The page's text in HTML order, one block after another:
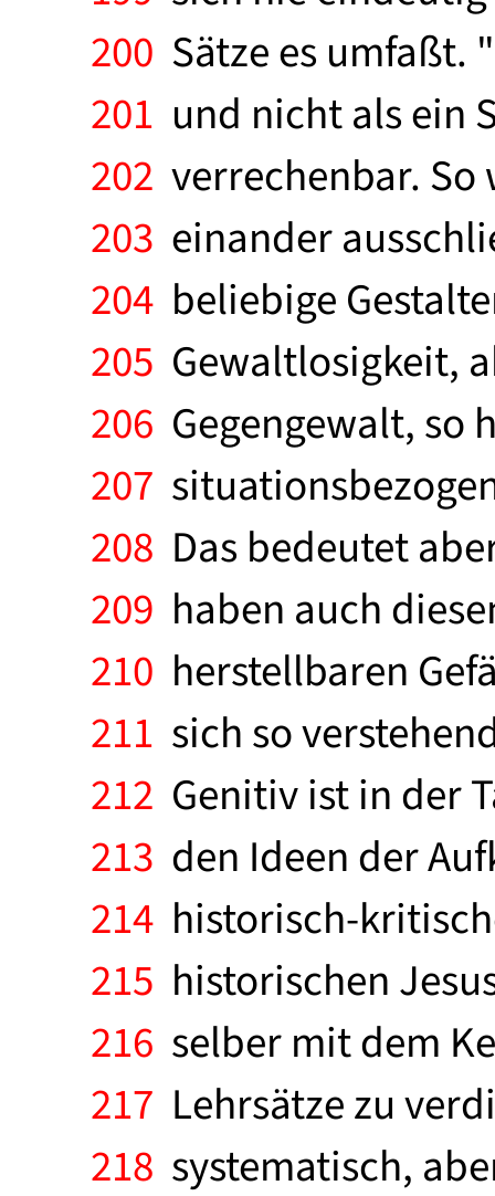
200 Sätze es umfaßt.
201 und nicht als ein
202 verrechenbar.
203 einander
204 beliebige
205 Gewaltlosigkeit,
206 Gegengewalt, so
207
208 Das bedeutet
209 haben auch
210 herstellbaren
211 sich so
212 Genitiv ist in der
213 den Ideen der
214 historisch-
215 historischen
216 selber mit dem
217 Lehrsätze zu
218 systematisch,